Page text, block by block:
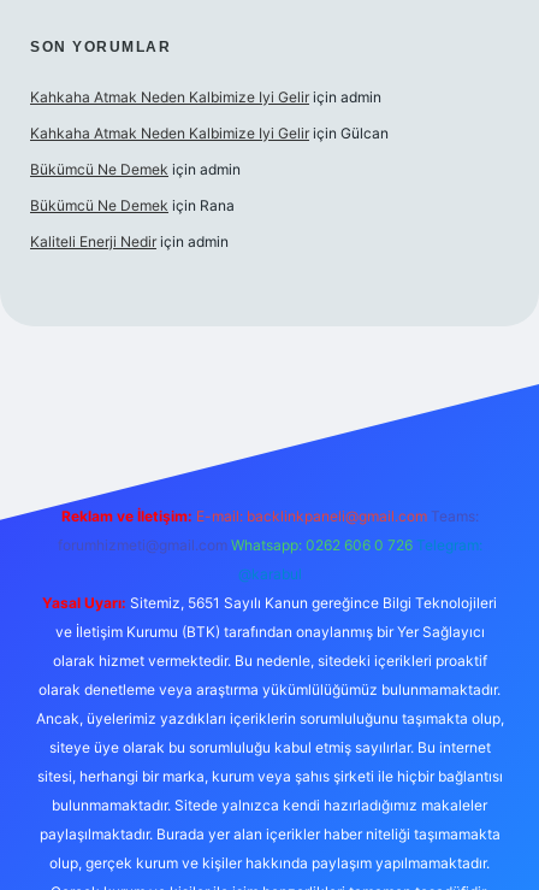
SON YORUMLAR
Kahkaha Atmak Neden Kalbimize Iyi Gelir için admin
Kahkaha Atmak Neden Kalbimize Iyi Gelir için Gülcan
Bükümcü Ne Demek için admin
Bükümcü Ne Demek için Rana
Kaliteli Enerji Nedir için admin
Reklam ve İletişim: E-mail: backlinkpaneli@gmail.com Teams:
forumhizmeti@gmail.com Whatsapp: 0262 606 0 726 Telegram:
@karabul
Yasal Uyarı: Sitemiz, 5651 Sayılı Kanun gereğince Bilgi Teknolojileri
ve İletişim Kurumu (BTK) tarafından onaylanmış bir Yer Sağlayıcı
olarak hizmet vermektedir. Bu nedenle, sitedeki içerikleri proaktif
olarak denetleme veya araştırma yükümlülüğümüz bulunmamaktadır.
Ancak, üyelerimiz yazdıkları içeriklerin sorumluluğunu taşımakta olup,
siteye üye olarak bu sorumluluğu kabul etmiş sayılırlar. Bu internet
sitesi, herhangi bir marka, kurum veya şahıs şirketi ile hiçbir bağlantısı
bulunmamaktadır. Sitede yalnızca kendi hazırladığımız makaleler
paylaşılmaktadır. Burada yer alan içerikler haber niteliği taşımamakta
olup, gerçek kurum ve kişiler hakkında paylaşım yapılmamaktadır.